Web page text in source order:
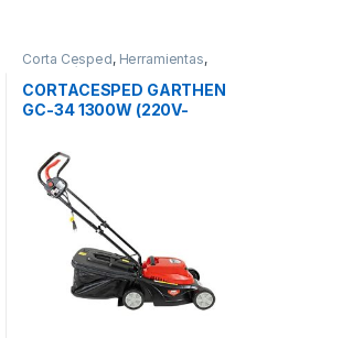
Corta Cesped, Herramientas,
Jardinería
CORTACESPED GARTHEN
GC-34 1300W (220V-